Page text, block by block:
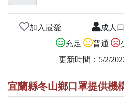
加入最愛 成人
充足
普通
更新時間：5/2/
宜蘭縣冬山鄉口罩提供機